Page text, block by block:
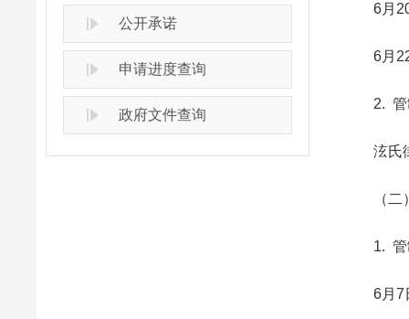
公开承诺
申请进度查询
政府文件查询
6月20
6月22
2. 管
泫氏街
（二）
1. 管
6月7日